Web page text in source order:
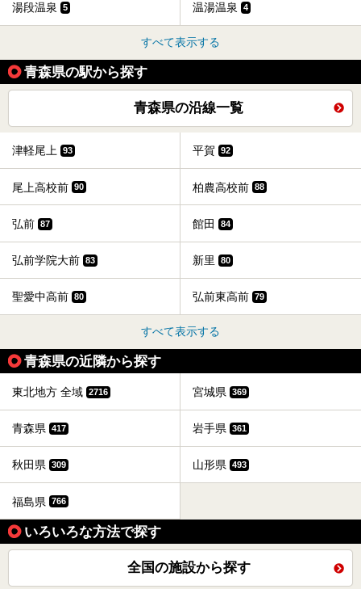
湯段温泉 5 温湯温泉 4
すべて表示する
青森県の駅から探す
青森県の沿線一覧
津軽尾上 93 平賀 92
尾上高校前 90 柏農高校前 88
弘前 87 館田 84
弘前学院大前 83 新里 80
聖愛中高前 80 弘前東高前 79
すべて表示する
青森県の近隣から探す
東北地方 全域 2716 宮城県 369
青森県 417 岩手県 361
秋田県 309 山形県 493
福島県 766
いろいろな方法で探す
全国の施設から探す